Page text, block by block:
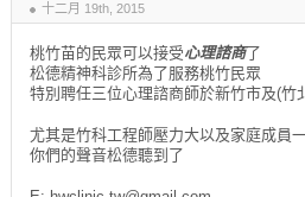
十二月 19th, 2015
桃竹苗的民眾可以接受心理諮商了
松德精神科診所為了服務桃竹民眾
特別聘任三位心理諮商師於新竹市及(竹
尤其是竹科工程師壓力大以及家庭成員
你們的聲音松德聽到了